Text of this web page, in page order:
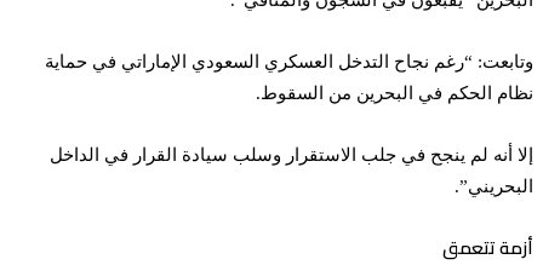
وتابعت: “رغم نجاح التدخل العسكري السعودي الإماراتي في حماية
نظام الحكم في البحرين من السقوط.
إلا أنه لم ينجح في جلب الاستقرار وسلب سيادة القرار في الداخل
البحريني”.
أزمة تتعمق